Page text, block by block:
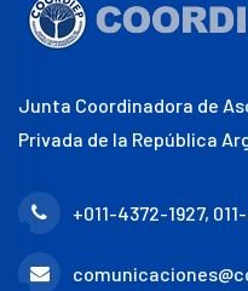
Junta Coordinadora de
Privada de la República
+011-4372-1927,